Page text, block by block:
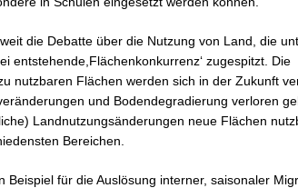
die Debatte über die Nutzung von Land, die
entstehende,Flächenkonkurrenz‘ zugespitzt. Die
nutzbaren Flächen werden sich in der Zukunft
und Bodendegradierung verloren
Landnutzungsänderungen neue Flächen
Bereichen.
Beispiel für die Auslösung interner, saisonaler